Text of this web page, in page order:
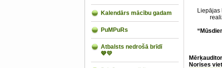
Kalendārs mācību gadam
PuMPuRs
Atbalsts nedrošā brīdī
💙💛
Liepājas
“
Norises